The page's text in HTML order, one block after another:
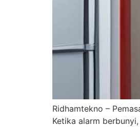
Ridhamtekno –
Ketika alarm